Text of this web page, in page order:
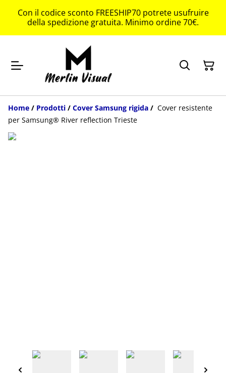
Con il codice sconto FREESHIP70 potrete usufruire
della spedizione gratuita. Minimo ordine 70€.
Home / Prodotti / Cover Samsung rigida / Cover resistente
per Samsung® River reflection Trieste